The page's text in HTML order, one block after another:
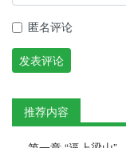
匿名评论
发表评论
推荐内容